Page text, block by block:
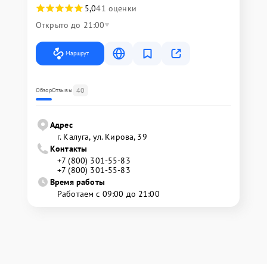
5,041 оценки
Открыто до 21:00
Маршрут
ОбзорОтзывы 40
Адрес
г. Калуга, ул. Кирова, 39
Контакты
+7 (800) 301-55-83
+7 (800) 301-55-83
Время работы
Работаем с 09:00 до 21:00